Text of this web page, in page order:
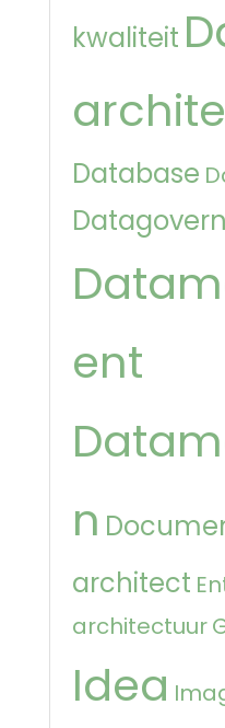
kwaliteit
Database
ent
n
architect
architectuur
Idea